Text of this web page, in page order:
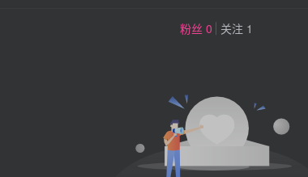
粉丝 0 关注 1